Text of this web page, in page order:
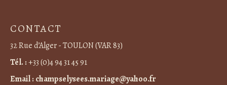
CONTACT
32 Rue d’Alger - TOULON (VAR 83)
Tél. :+33 (0)4 94 31 45 91
Email : champselysees.mariage@yahoo.fr